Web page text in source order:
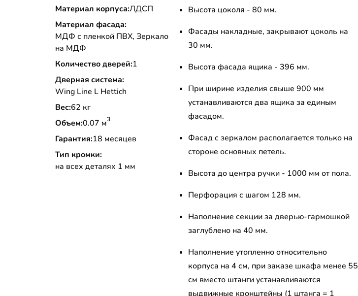
Материал корпуса:ЛДСП
Материал фасада:
МДФ с пленкой ПВХ, Зеркало
на МДФ
Количество дверей:1
Дверная система:
Wing Line L Hettich
Вес:
62 кг
Объем:
0.07 м3
Гарантия:18 месяцев
Тип кромки:
на всех деталях 1 мм
Высота цоколя - 80 мм.
Фасады накладные, закрывают цоколь на
30 мм.
Высота фасада ящика - 396 мм.
При ширине изделия свыше 900 мм
устанавливаются два ящика за единым
фасадом.
Фасад с зеркалом располагается только на
стороне основных петель.
Высота до центра ручки - 1000 мм от пола.
Перфорация с шагом 128 мм.
Наполнение секции за дверью-гармошкой
заглублено на 40 мм.
Наполнение утопленно относительно
корпуса на 4 см, при заказе шкафа менее 55
см вместо штанги устанавливаются
выдвижные кронштейны (1 штанга = 1